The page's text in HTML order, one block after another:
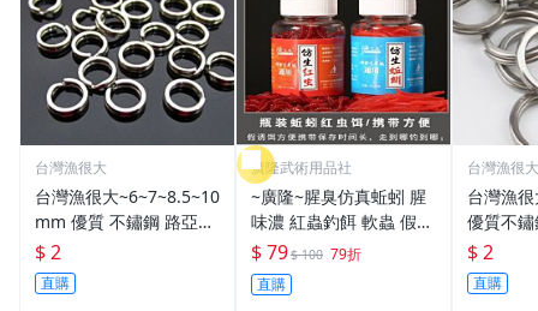
台灣漁很大
台灣漁很大~6~7~8.5~10
mm 優質 不鏽鋼 路亞環
S型開口 扁平 打扁 打平
$ 2
直購
廣隆武術用品社
~廣隆~腥臭仿真蚯蚓 腥
味濃 紅蟲釣餌 軟蟲 假蚯
蚓 海魚餌 紅蟲 路亞餌
假餌 誘餌 仿生餌 擬餌
路亞軟餌
$ 79$ 100 79折
直購
台灣漁很大
台灣漁
優質不
平 打扁 打平
雙環 路亞
路亞環
$ 2
直購